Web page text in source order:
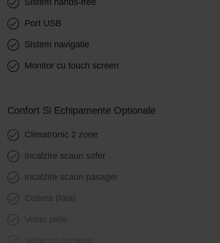
Port USB
Sistem navigatie
Monitor cu touch screen
Confort Si Echipamente Optionale
Climatronic 2 zone
Incalzire scaun sofer
Incalzire scaun pasager
Cotiera (fata)
Volan piele